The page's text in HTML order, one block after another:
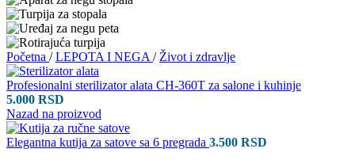
Početna / LEPOTA I NEGA / Život i zdravlje
Profesionalni sterilizator alata CH-360T za salone i kuhinje
5.000 RSD
Nazad na proizvod
Elegantna kutija za satove sa 6 pregrada 3.500 RSD